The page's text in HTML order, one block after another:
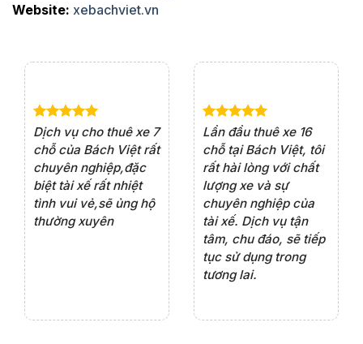
Website: xebachviet.vn
Dịch vụ cho thuê xe 7
chỗ của Bách Việt rất
chuyên nghiệp,đặc
biệt tài xế rất nhiệt
tình vui vẻ,sẽ ủng hộ
thường xuyên
Lần đầu thuê xe 16
chỗ tại Bách Việt, tôi
rất hài lòng với chất
lượng xe và sự
chuyên nghiệp của
tài xế. Dịch vụ tận
tâm, chu đáo, sẽ tiếp
tục sử dụng trong
tương lai.